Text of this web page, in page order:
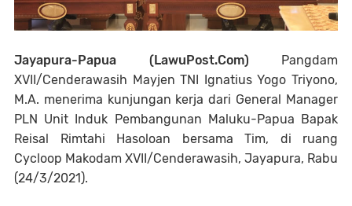
Jayapura-Papua (LawuPost.Com) Pangdam
XVII/Cenderawasih Mayjen TNI Ignatius Yogo Triyono,
M.A. menerima kunjungan kerja dari General Manager
PLN Unit Induk Pembangunan Maluku-Papua Bapak
Reisal Rimtahi Hasoloan bersama Tim, di ruang
Cycloop Makodam XVII/Cenderawasih, Jayapura, Rabu
(24/3/2021).